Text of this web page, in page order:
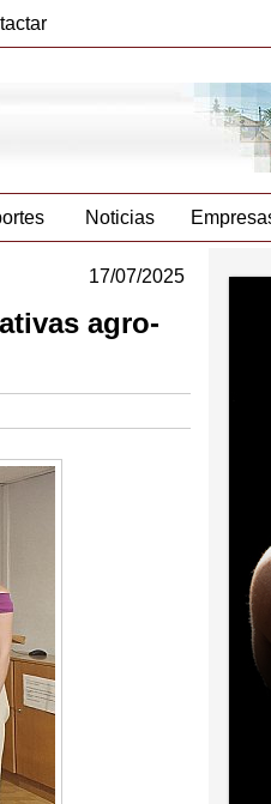
Noticias
17/07/2025
agro-